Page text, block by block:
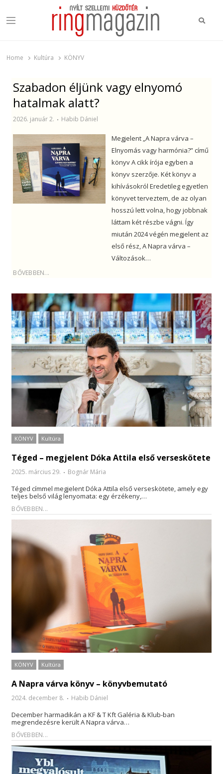
Home Kultúra KÖNYV
Szabadon éljünk vagy elnyomó
hatalmak alatt?
2026. január 2. Habib Dániel
Megjelent „A Napra várva –
Elnyomás vagy harmónia?” című
könyv A cikk írója egyben a
könyv szerzője. Két könyv a
kihívásokról Eredetileg egyetlen
könyvet terveztem, de az olyan
hosszú lett volna, hogy jobbnak
láttam két részbe vágni. Így
miután 2024 végén megjelent az
első rész, A Napra várva –
Változások…
BŐVEBBEN...
KÖNYV Kultúra
Téged – megjelent Dóka Attila első verseskötete
2025. március 29. Bognár Mária
Téged címmel megjelent Dóka Attila első verseskötete, amely egy
teljes belső világ lenyomata: egy érzékeny,…
BŐVEBBEN...
KÖNYV Kultúra
A Napra várva könyv – könyvbemutató
2024. december 8. Habib Dániel
December harmadikán a KF & T Kft Galéria & Klub-ban
megrendezésre került A Napra várva…
BŐVEBBEN...